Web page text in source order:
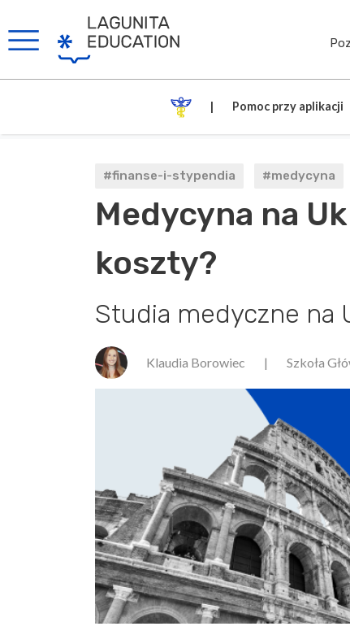
| Pomoc przy aplikacji
#finanse-i-stypendia #medycyna
Medycyna na
koszty?
Studia medyczne na
Klaudia Borowiec | Szkoła